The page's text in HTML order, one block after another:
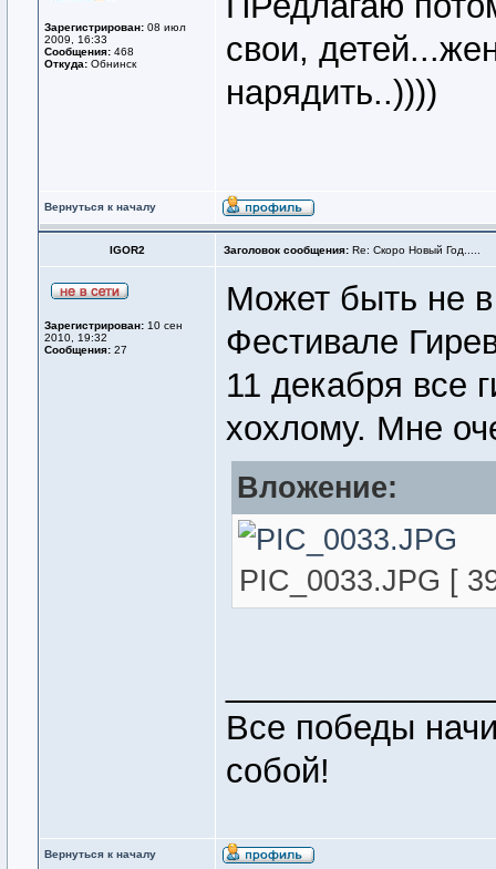
Зарегистрирован: 08 июл
2009, 16:33
Сообщения: 468
Откуда: Обнинск
свои,
нарядить..))))
Вернуться к началу
IGOR2 Заголовок сообщения: Re: Скоро Новый Год.....
Зарегистрирован: 10 сен
2010, 19:32
Сообщения: 27
Может быть не
Фестивале
11 декабря все
хохлому. Мне
Вложение:
PIC_0033.JPG [
Все победы
собой!
Вернуться к началу